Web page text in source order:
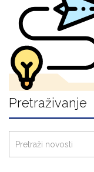
Pretraživanje